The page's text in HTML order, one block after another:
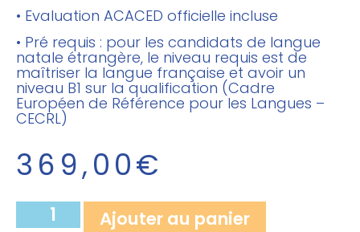
• Evaluation ACACED officielle incluse
• Pré requis : pour les candidats de langue
natale étrangère, le niveau requis est de
maîtriser la langue française et avoir un
niveau B1 sur la qualification (Cadre
Européen de Référence pour les Langues –
CECRL)
369,00€
Ajouter au panier